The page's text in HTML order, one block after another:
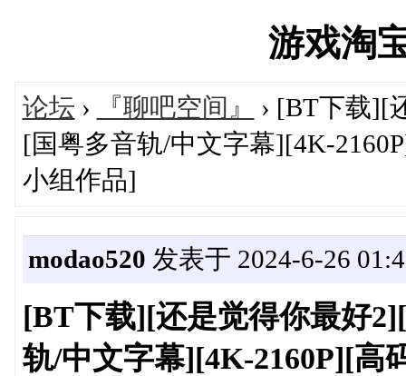
游戏淘
论坛 › 『聊吧空间』
› [BT下载][
[国粤多音轨/中文字幕][4K-
小组作品]
modao520 发表于 2024-6-26
[BT下载][还是觉得你最好
轨/中文字幕][4K-2160P][高